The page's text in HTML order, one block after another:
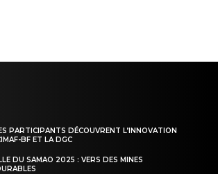
PARTICIPANTS DÉCOUVRENT L’INNOVATION
BF ET LA DGC
DU SAMAO 2025 : VERS DES MINES